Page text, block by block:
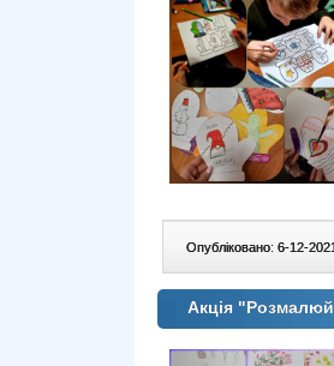
Опубліковано: 6-12-
Акція